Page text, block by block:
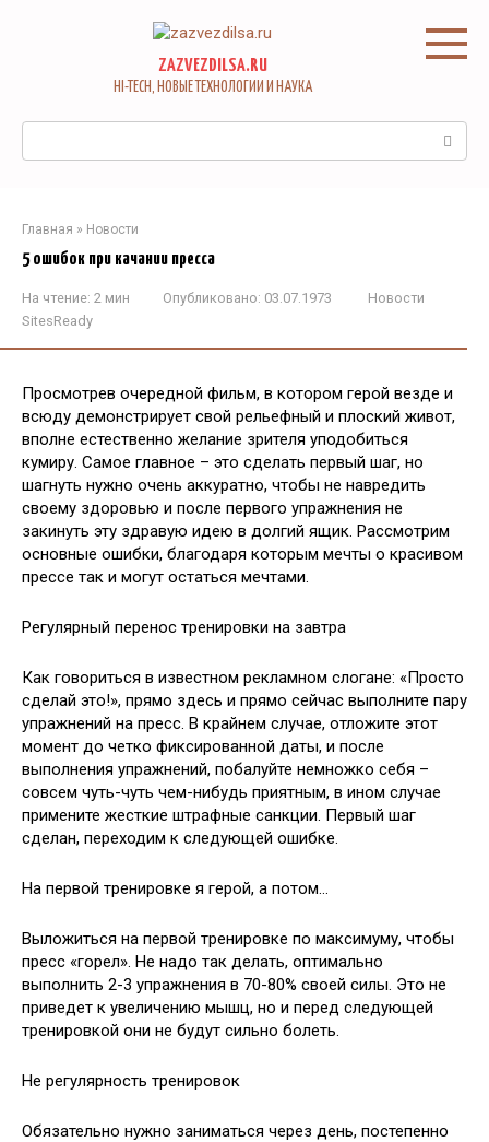
ZAZVEZDILSA.RU
HI-TECH, НОВЫЕ ТЕХНОЛОГИИ И НАУКА
Главная » Новости
5 ошибок при качании пресса
На чтение: 2 мин Опубликовано: 03.07.1973
Новости
SitesReady
Просмотрев очередной фильм, в котором герой везде и
всюду демонстрирует свой рельефный и плоский живот,
вполне естественно желание зрителя уподобиться
кумиру. Самое главное – это сделать первый шаг, но
шагнуть нужно очень аккуратно, чтобы не навредить
своему здоровью и после первого упражнения не
закинуть эту здравую идею в долгий ящик. Рассмотрим
основные ошибки, благодаря которым мечты о красивом
прессе так и могут остаться мечтами.
Регулярный перенос тренировки на завтра
Как говориться в известном рекламном слогане: «Просто
сделай это!», прямо здесь и прямо сейчас выполните пару
упражнений на пресс. В крайнем случае, отложите этот
момент до четко фиксированной даты, и после
выполнения упражнений, побалуйте немножко себя –
совсем чуть-чуть чем-нибудь приятным, в ином случае
примените жесткие штрафные санкции. Первый шаг
сделан, переходим к следующей ошибке.
На первой тренировке я герой, а потом…
Выложиться на первой тренировке по максимуму, чтобы
пресс «горел». Не надо так делать, оптимально
выполнить 2-3 упражнения в 70-80% своей силы. Это не
приведет к увеличению мышц, но и перед следующей
тренировкой они не будут сильно болеть.
Не регулярность тренировок
Обязательно нужно заниматься через день, постепенно